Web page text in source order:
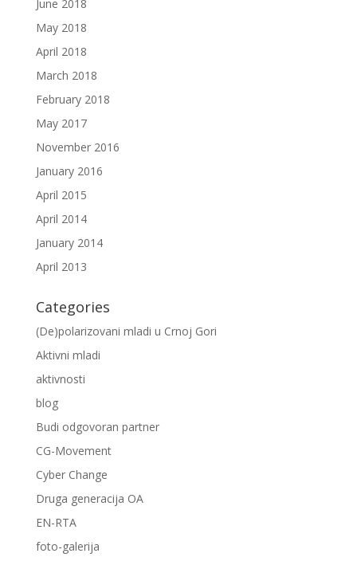
June 2018
May 2018
April 2018
March 2018
February 2018
May 2017
November 2016
January 2016
April 2015
April 2014
January 2014
April 2013
Categories
(De)polarizovani mladi u Crnoj Gori
Aktivni mladi
aktivnosti
blog
Budi odgovoran partner
CG-Movement
Cyber Change
Druga generacija OA
EN-RTA
foto-galerija